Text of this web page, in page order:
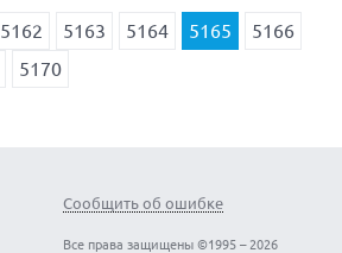
5162 5163 5164 5165
5166
5170
Сообщить об ошибке
Все права защищены ©1995 – 2026